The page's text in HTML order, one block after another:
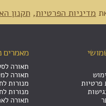
מדיניות הפרטיות, תקנון
פרטיות
מאמרים
תאורה
תאורה
מנורות
מנורות
תאורה